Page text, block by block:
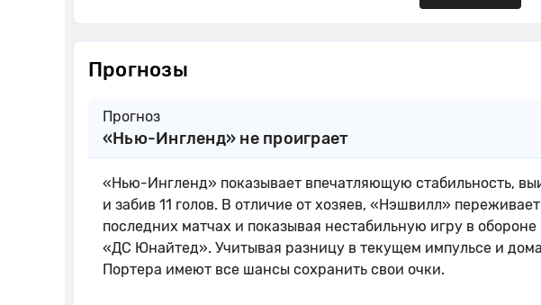
Прогнозы
Прогноз
«Нью-Ингленд» не проиграет
«Нью-Ингленд» показывает впечатляющую стабильность,
и забив 11 голов. В отличие от хозяев, «Нэшвилл»
последних матчах и показывая нестабильную игру в
«ДС Юнайтед». Учитывая разницу в текущем импульсе и
Портера имеют все шансы сохранить свои очки.